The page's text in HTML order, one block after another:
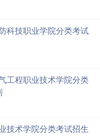
科技职业学院分类考试
工程职业技术学院分类
技术学院分类考试招生